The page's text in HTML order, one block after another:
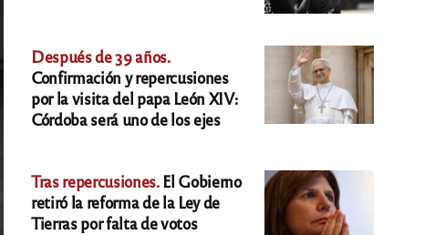
Después de 39 años.
Confirmación y repercusiones
por la visita del papa León XIV:
Córdoba será uno de los ejes
Tras repercusiones.El Gobierno
retiró la reforma de la Ley de
Tierras por falta de votos